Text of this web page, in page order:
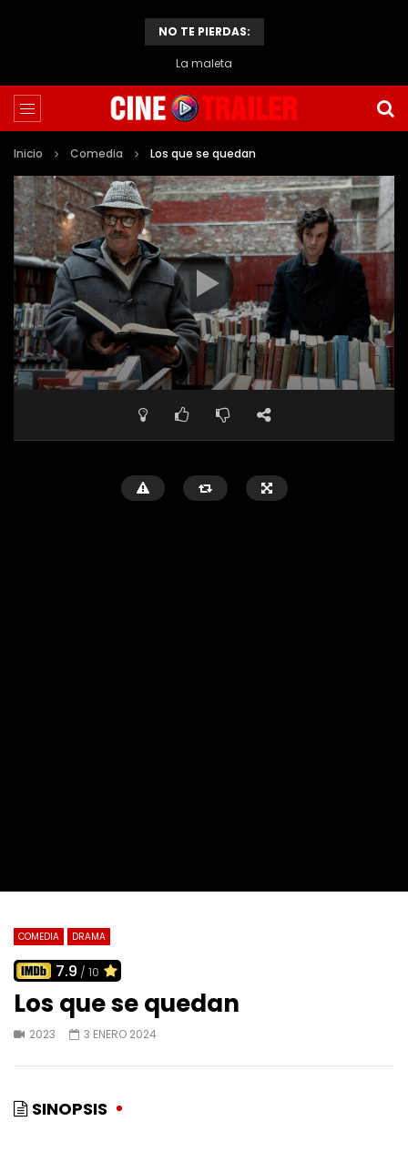
NO TE PIERDAS:
El caso de Thomas Crown
Inicio Comedia Los que se quedan
COMEDIA DRAMA
7.9 / 10
Los que se quedan
2023 3 ENERO 2024
SINOPSIS